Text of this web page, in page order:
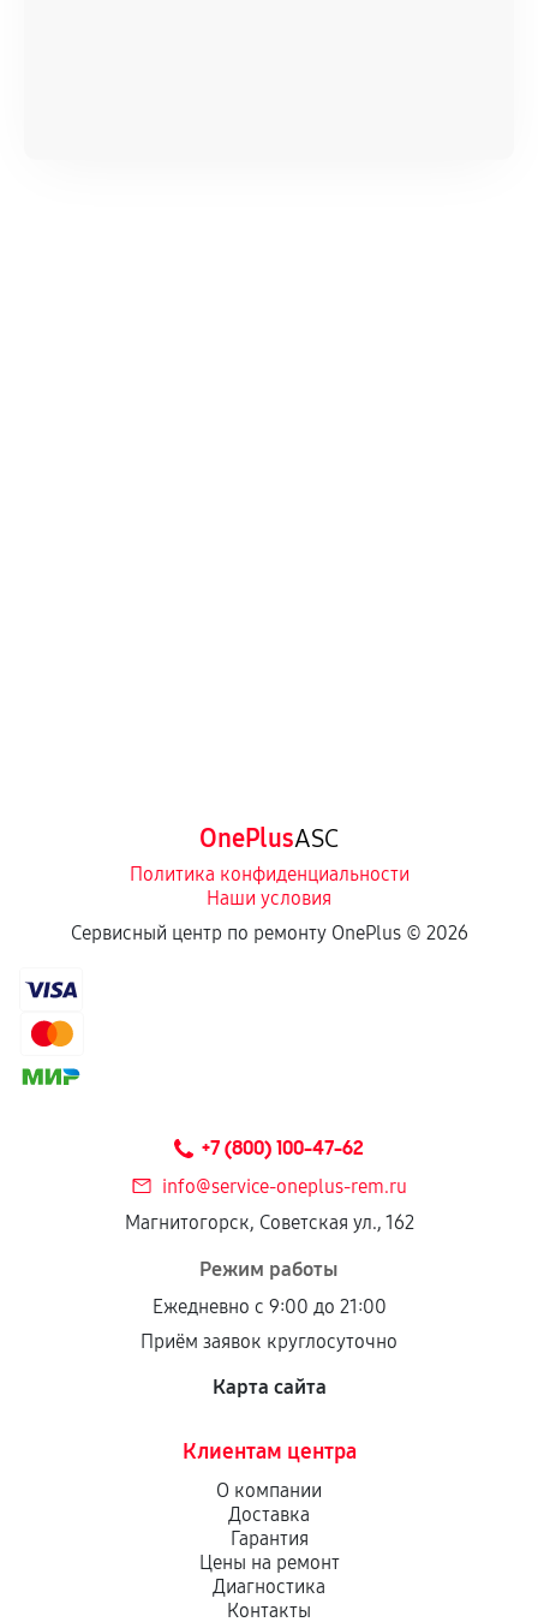
OnePlusASC
Политика конфиденциальности
Наши условия
Сервисный центр по ремонту OnePlus © 2026
+7 (800) 100-47-62
info@service-oneplus-rem.ru
Магнитогорск, Советская ул., 162
Режим работы
Ежедневно с 9:00 до 21:00
Приём заявок круглосуточно
Карта сайта
Клиентам центра
О компании
Доставка
Гарантия
Цены на ремонт
Диагностика
Контакты